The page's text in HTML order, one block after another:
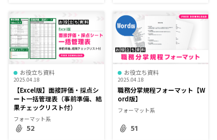
お役立ち資料
2025.04.18
【Excel版】面接評価・採点シ
ート一括管理表（事前準備、結
果チェックリスト付）
フォーマット系
52
お役立ち資料
2025.04.18
職務分掌規程フォーマット【W
ord版】
フォーマット系
51